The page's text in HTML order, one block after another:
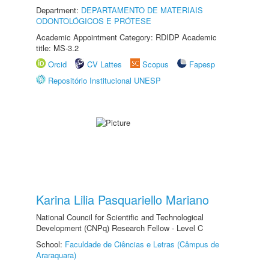
Department: DEPARTAMENTO DE MATERIAIS
ODONTOLÓGICOS E PRÓTESE
Academic Appointment Category: RDIDP Academic
title: MS-3.2
Orcid
CV Lattes Scopus
Fapesp
Repositório Institucional UNESP
Karina Lilia Pasquariello Mariano
National Council for Scientific and Technological
Development (CNPq) Research Fellow - Level C
School: Faculdade de Ciências e Letras (Câmpus de
Araraquara)